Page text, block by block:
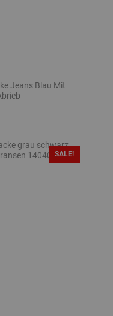
Jeans Blau Mit
SALE!